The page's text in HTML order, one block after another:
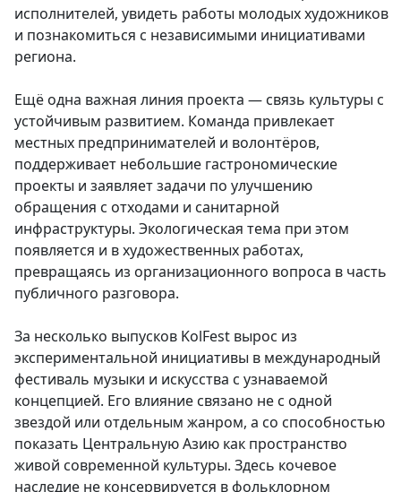
исполнителей, увидеть работы молодых художников
и познакомиться с независимыми инициативами
региона.
Ещё одна важная линия проекта — связь культуры с
устойчивым развитием. Команда привлекает
местных предпринимателей и волонтёров,
поддерживает небольшие гастрономические
проекты и заявляет задачи по улучшению
обращения с отходами и санитарной
инфраструктуры. Экологическая тема при этом
появляется и в художественных работах,
превращаясь из организационного вопроса в часть
публичного разговора.
За несколько выпусков KolFest вырос из
экспериментальной инициативы в международный
фестиваль музыки и искусства с узнаваемой
концепцией. Его влияние связано не с одной
звездой или отдельным жанром, а со способностью
показать Центральную Азию как пространство
живой современной культуры. Здесь кочевое
наследие не консервируется в фольклорном